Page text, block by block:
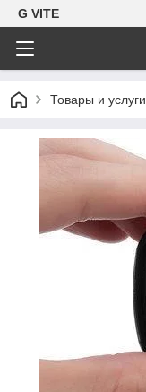
G VITE
Товары и услуги